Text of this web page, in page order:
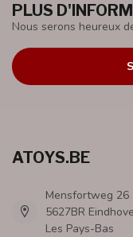
PLUS
Nous serons heureux
ATOYS.BE
Mensfortweg 26
5627BR
Les Pays-Bas